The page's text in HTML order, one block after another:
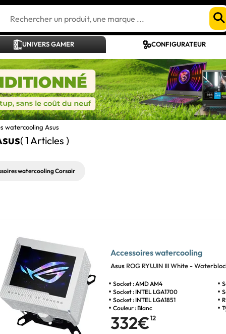
UNIVERS GAMER CONFIGURATEUR
watercooling Asus
( 1 Articles )
watercooling Corsair
Accessoires watercooling
Asus ROG RYUJIN III White -
Socket : AMD AM4
Socket : INTEL LGA1700
Socket : INTEL LGA1851
Couleur : Blanc
332€12